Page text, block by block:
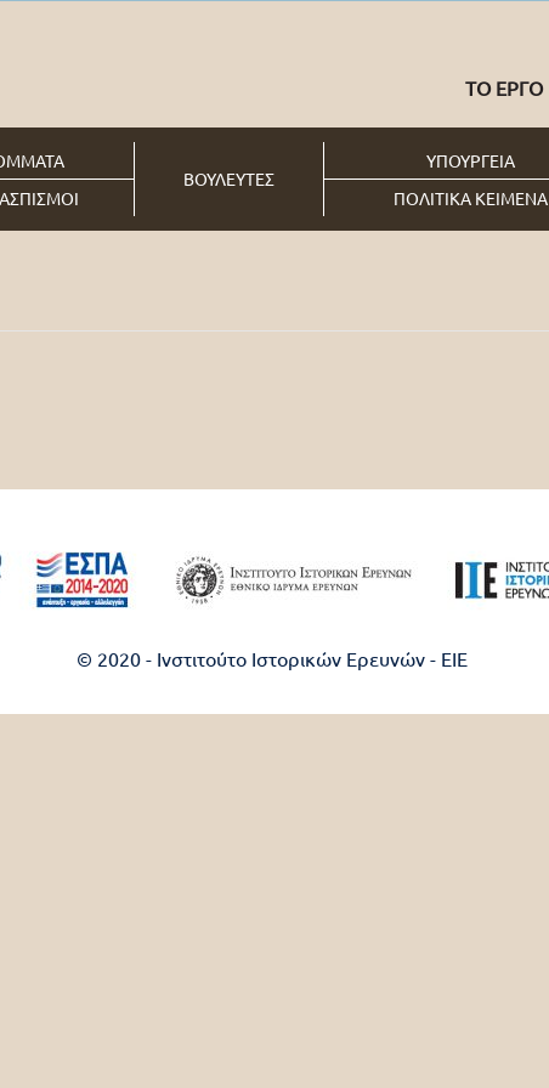
ΤΟ ΕΡΓΟ
ΒΟΥΛΕΥΤΕΣ
ΥΠΟΥΡΓΕΙΑ
ΠΟΛΙΤΙΚΑ ΚΕΙΜΕΝΑ
© 2020 - Ινστιτούτο Ιστορικών Ερευνών - EIE